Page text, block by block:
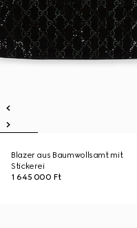
Blazer aus Baumwollsamt mit
Stickerei
1 645 000 Ft